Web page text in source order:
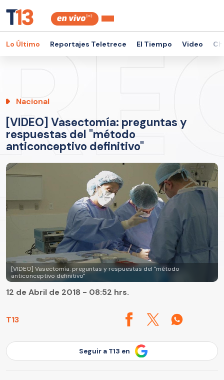
Lo Último Reportajes Teletrece El Tiempo Video
Nacional
[VIDEO] Vasectomía: preguntas y
respuestas del "método
anticonceptivo definitivo"
[VIDEO] Vasectomía: preguntas y respuestas del "método
anticonceptivo definitivo"
T13
12 de Abril de 2018 - 08:52 hrs.
Seguir a T13 en